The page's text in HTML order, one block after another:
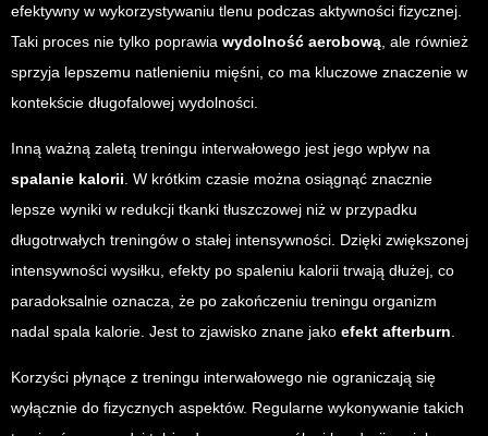
efektywny w wykorzystywaniu tlenu podczas aktywności fizycznej.
Taki proces nie tylko poprawia wydolność aerobową , ale również
sprzyja lepszemu natlenieniu mięśni, co ma kluczowe znaczenie w
kontekście długofalowej wydolności.
Inną ważną zaletą treningu interwałowego jest jego wpływ na
spalanie kalorii . W krótkim czasie można osiągnąć znacznie
lepsze wyniki w redukcji tkanki tłuszczowej niż w przypadku
długotrwałych treningów o stałej intensywności. Dzięki zwiększonej
intensywności wysiłku, efekty po spaleniu kalorii trwają dłużej, co
paradoksalnie oznacza, że po zakończeniu treningu organizm
nadal spala kalorie. Jest to zjawisko znane jako efekt afterburn
Korzyści płynące z treningu interwałowego nie ograniczają się
wyłącznie do fizycznych aspektów. Regularne wykonywanie takich